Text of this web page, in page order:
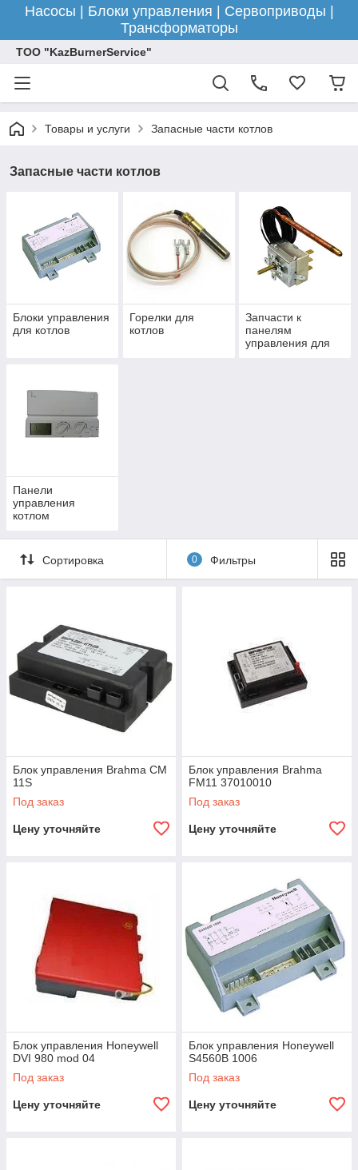
Насосы | Блоки управления | Сервоприводы |
Трансформаторы
ТОО "KazBurnerService"
Товары и услуги Запасные части котлов
Запасные части котлов
Блоки управления
для котлов
Горелки для
котлов
Запчасти к
панелям
управления для
Панели
управления
котлом
Сортировка 0 Фильтры
Блок управления Brahma CM
11S
Под заказ
Цену уточняйте
Блок управления Brahma
FM11 37010010
Под заказ
Цену уточняйте
Блок управления Honeywell
DVI 980 mod 04
Под заказ
Цену уточняйте
Блок управления Honeywell
S4560B 1006
Под заказ
Цену уточняйте